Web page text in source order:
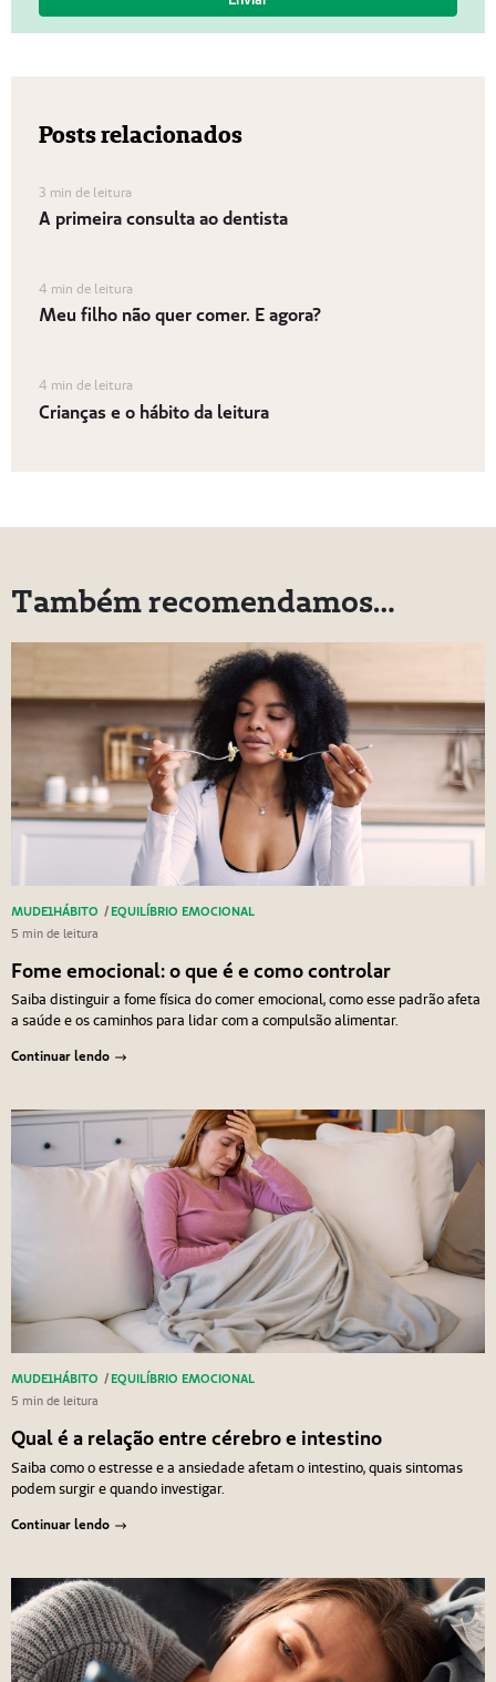
Posts relacionados
3 min de leitura
A primeira consulta ao dentista
4 min de leitura
Meu filho não quer comer. E agora?
4 min de leitura
Crianças e o hábito da leitura
Também recomendamos…
MUDE1HÁBITO / EQUILÍBRIO EMOCIONAL
5 min de leitura
Fome emocional: o que é e como controlar
Saiba distinguir a fome física do comer emocional, como esse padrão afeta
a saúde e os caminhos para lidar com a compulsão alimentar.
Continuar lendo
MUDE1HÁBITO / EQUILÍBRIO EMOCIONAL
5 min de leitura
Qual é a relação entre cérebro e intestino
Saiba como o estresse e a ansiedade afetam o intestino, quais sintomas
podem surgir e quando investigar.
Continuar lendo